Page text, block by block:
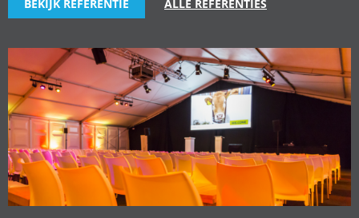
BEKIJK REFERENTIE ALLE REFERENTIES